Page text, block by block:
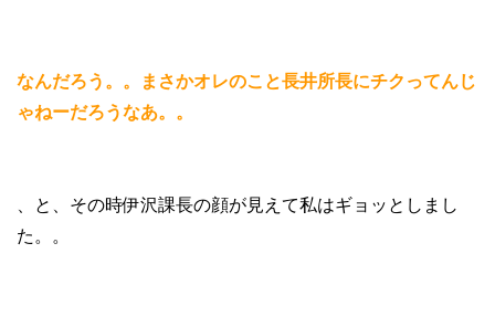
なんだろう。。まさかオレのこと長井所長にチクってんじ
ゃねーだろうなあ。。
、と、その時伊沢課長の顔が見えて私はギョッとしまし
た。。